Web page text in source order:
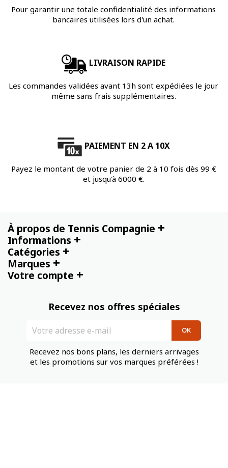
Pour garantir une totale confidentialité des informations
bancaires utilisées lors d'un achat.
LIVRAISON RAPIDE
Les commandes validées avant 13h sont expédiées le jour
même sans frais supplémentaires.
PAIEMENT EN 2 A 10X
Payez le montant de votre panier de 2 à 10 fois dès 99 €
et jusqu'à 6000 €.
À propos de Tennis Compagnie +
Informations +
Catégories +
Marques +
Votre compte +
Recevez nos offres spéciales
Recevez nos bons plans, les derniers arrivages
et les promotions sur vos marques préférées !